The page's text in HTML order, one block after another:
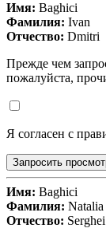
Имя: Baghici
Фамилия: Ivan
Отчество: Dmitri
Прежде чем
пожалуйста,
Я согласен с
Запросить
Имя: Baghici
Фамилия: Natalia
Отчество: Serghei